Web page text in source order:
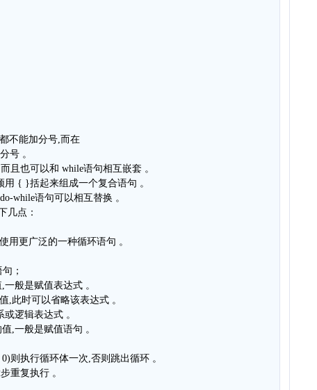
不能加分号,而在
号 。
且也可以和 while语句相互嵌套 。
{ }括起来组成一个复合语句 。
while语句可以相互替换 。
几点：
用更广泛的一种循环语句 。
；
般是赋值表达式 。
,此时可以省略该表达式 。
逻辑表达式 。
,一般是赋值语句 。
则执行循环体一次,否则跳出循环 。
重复执行 。